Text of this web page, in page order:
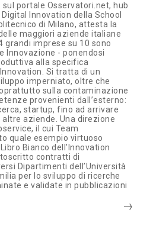
portale Osservatori.net, hub
Innovation della School
di Milano, attesta la
maggiori aziende italiane
grandi imprese su 10 sono
Innovazione - ponendosi
alla specifica
Si tratta di un
imperniato, oltre che
sulla contaminazione
provenienti dall’esterno:
startup, fino ad arrivare
aziende. Una direzione
il cui Team
quale esempio virtuoso
Bianco dell’Innovation
contratti di
Dipartimenti dell’Università
per lo sviluppo di ricerche
e validate in pubblicazioni